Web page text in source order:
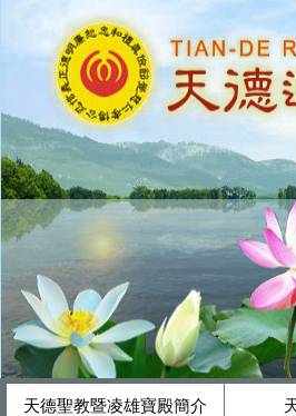
天德聖教暨凌雄寶殿簡介